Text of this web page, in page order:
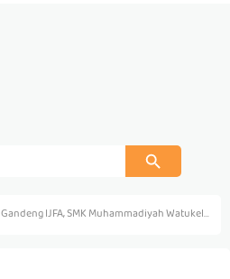
Gandeng IJFA, SMK Muhammadiyah Watukelir Buka Pelatihan Bahasa Jepang